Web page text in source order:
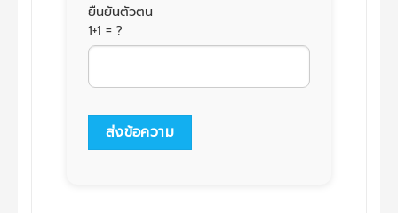
ยืนยันตัวตน
1+1 = ?